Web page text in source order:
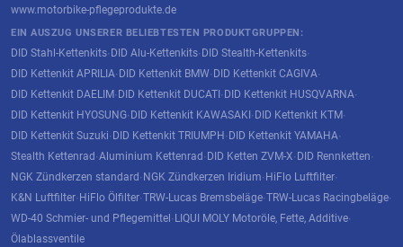
www.motorbike-pflegeprodukte.de
EIN AUSZUG UNSERER BELIEBTESTEN PRODUKTGRUPPEN:
DID Stahl-Kettenkits· DID Alu-Kettenkits· DID Stealth-Kettenkits·
DID Kettenkit APRILIA· DID Kettenkit BMW· DID Kettenkit CAGIVA·
DID Kettenkit DAELIM· DID Kettenkit DUCATI· DID Kettenkit HUSQVARNA·
DID Kettenkit HYOSUNG· DID Kettenkit KAWASAKI· DID Kettenkit KTM·
DID Kettenkit Suzuki· DID Kettenkit TRIUMPH· DID Kettenkit YAMAHA·
Stealth Kettenrad·Aluminium Kettenrad· DID Ketten ZVM-X· DID Rennketten·
NGK Zündkerzen standard· NGK Zündkerzen Iridium· HiFlo Luftfilter·
K&N Luftfilter· HiFlo Ölfilter·TRW-Lucas Bremsbeläge·TRW-Lucas Racingbeläge·
WD-40 Schmier- und Pflegemittel· LIQUI MOLY Motoröle, Fette, Additive·
Ölablassventile